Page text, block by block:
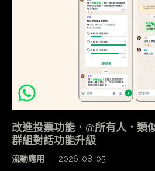
改進投票功能．@所有人．
群組對話功能升級
流動應用 2026-08-05